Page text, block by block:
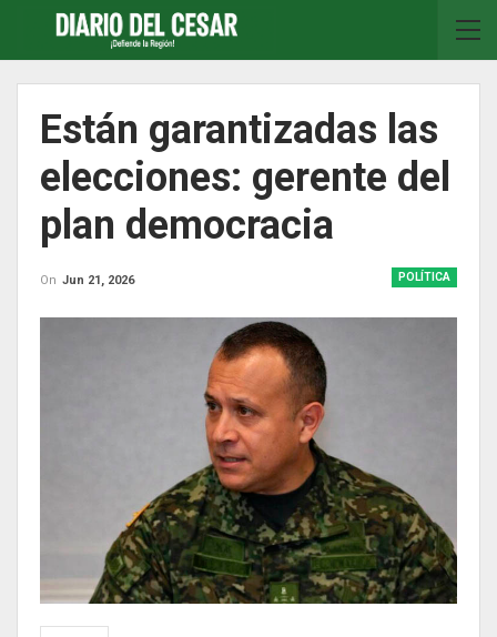
Están garantizadas las
elecciones: gerente del
plan democracia
POLÍTICA
On Jun 21, 2026